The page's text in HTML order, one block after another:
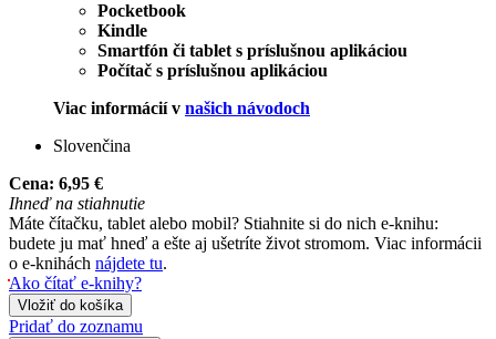
Pocketbook
Kindle
Smartfón či tablet s príslušnou aplikáciou
Počítač s príslušnou aplikáciou
Viac informácií v našich návodoch
Slovenčina
Cena: 6,95 €
Ihneď na stiahnutie
Máte čítačku, tablet alebo mobil? Stiahnite si do nich e-knihu:
budete ju mať hneď a ešte aj ušetríte život stromom. Viac informácii
o e-knihách nájdete tu.
Ako čítať e-knihy?
Vložiť do košíka
Pridať do zoznamu